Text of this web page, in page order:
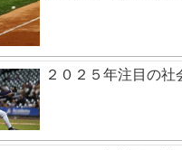
２０２５年注目の